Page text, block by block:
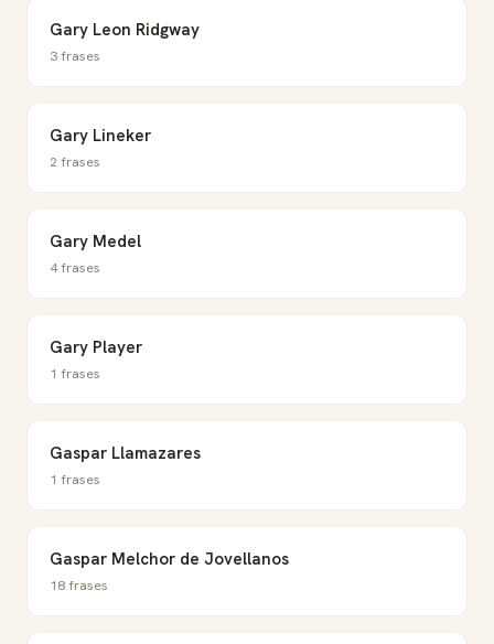
Gary Leon Ridgway
3 frases
Gary Lineker
2 frases
Gary Medel
4 frases
Gary Player
1 frases
Gaspar Llamazares
1 frases
Gaspar Melchor de Jovellanos
18 frases